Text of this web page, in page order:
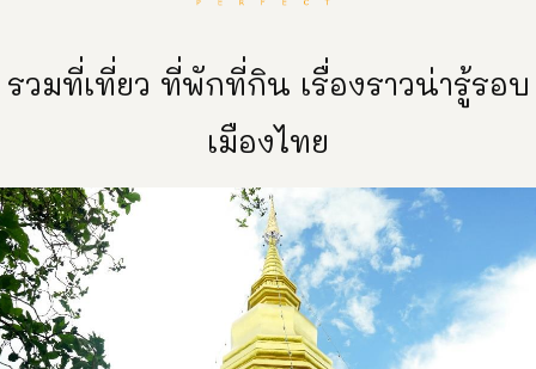
รวมที่เที่ยว ที่พักที่กิน เรื่องราวน่ารู้รอบ
เมืองไทย